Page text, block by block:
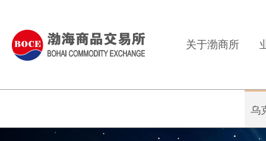
关于渤商所
乌